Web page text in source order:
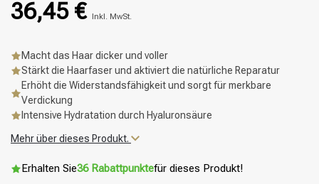
36,45 € Inkl. MwSt.
Macht das Haar dicker und voller
Stärkt die Haarfaser und aktiviert die natürliche Reparatur
Erhöht die Widerstandsfähigkeit und sorgt für merkbare
Verdickung
Intensive Hydratation durch Hyaluronsäure
Mehr über dieses Produkt.
Erhalten Sie36 Rabattpunktefür dieses Produkt!